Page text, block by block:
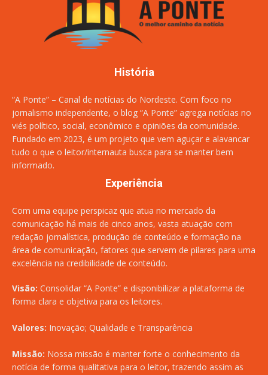
História
“A Ponte” – Canal de notícias do Nordeste. Com foco no
jornalismo independente, o blog “A Ponte” agrega notícias no
viés político, social, econômico e opiniões da comunidade.
Fundado em 2023, é um projeto que vem aguçar e alavancar
tudo o que o leitor/internauta busca para se manter bem
informado.
Experiência
Com uma equipe perspicaz que atua no mercado da
comunicação há mais de cinco anos, vasta atuação com
redação jornalística, produção de conteúdo e formação na
área de comunicação, fatores que servem de pilares para uma
excelência na credibilidade de conteúdo.
Visão: Consolidar “A Ponte” e disponibilizar a plataforma de
forma clara e objetiva para os leitores.
Valores: Inovação; Qualidade e Transparência
Missão: Nossa missão é manter forte o conhecimento da
notícia de forma qualitativa para o leitor, trazendo assim as